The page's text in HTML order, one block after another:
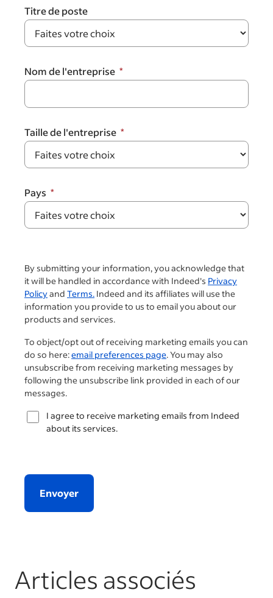
Titre de poste
Nom de l'entreprise
Taille de l'entreprise
Pays
By submitting your information, you acknowledge that
it will be handled in accordance with Indeed's Privacy
Policyand Terms. Indeed and its affiliates will use the
information you provide to us to email you about our
products and services.
To object/opt out of receiving marketing emails you can
do so here:email preferences page. You may also
unsubscribe from receiving marketing messages by
following the unsubscribe link provided in each of our
messages.
I agree to receive marketing emails from Indeed
about its services.
Envoyer
Articles associés